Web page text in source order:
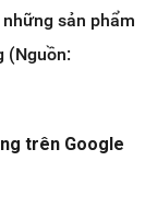
sản phẩm
(Nguồn:
trên Google